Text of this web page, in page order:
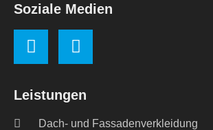
Leistungen
Dach- und Fassadenverkleidung
Soziale Medien